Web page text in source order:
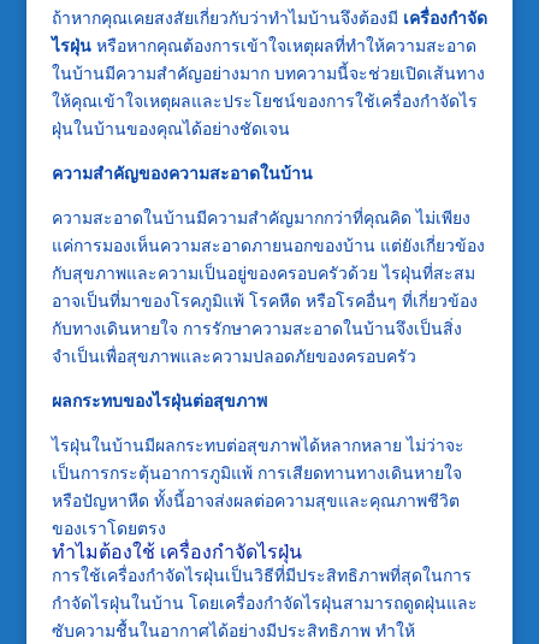
ถ้าหากคุณเคยสงสัยเกี่ยวกับว่าทำไมบ้านจึงต้องมี เครื่องกำจัด
ไรฝุ่นหรือหากคุณต้องการเข้าใจเหตุผลที่ทำให้ความสะอาด
ในบ้านมีความสำคัญอย่างมาก บทความนี้จะช่วยเปิดเส้นทาง
ให้คุณเข้าใจเหตุผลและประโยชน์ของการใช้เครื่องกำจัดไร
ฝุ่นในบ้านของคุณได้อย่างชัดเจน
ความสำคัญของความสะอาดในบ้าน
ความสะอาดในบ้านมีความสำคัญมากกว่าที่คุณคิด ไม่เพียง
แค่การมองเห็นความสะอาดภายนอกของบ้าน แต่ยังเกี่ยวข้อง
กับสุขภาพและความเป็นอยู่ของครอบครัวด้วย ไรฝุ่นที่สะสม
อาจเป็นที่มาของโรคภูมิแพ้ โรคหืด หรือโรคอื่นๆ ที่เกี่ยวข้อง
กับทางเดินหายใจ การรักษาความสะอาดในบ้านจึงเป็นสิ่ง
จำเป็นเพื่อสุขภาพและความปลอดภัยของครอบครัว
ผลกระทบของไรฝุ่นต่อสุขภาพ
ไรฝุ่นในบ้านมีผลกระทบต่อสุขภาพได้หลากหลาย ไม่ว่าจะ
เป็นการกระตุ้นอาการภูมิแพ้ การเสียดทานทางเดินหายใจ
หรือปัญหาหืด ทั้งนี้อาจส่งผลต่อความสุขและคุณภาพชีวิต
ของเราโดยตรง
ทำไมต้องใช้ เครื่องกำจัดไรฝุ่น
การใช้เครื่องกำจัดไรฝุ่นเป็นวิธีที่มีประสิทธิภาพที่สุดในการ
กำจัดไรฝุ่นในบ้าน โดยเครื่องกำจัดไรฝุ่นสามารถดูดฝุ่นและ
ซับความชื้นในอากาศได้อย่างมีประสิทธิภาพ ทำให้